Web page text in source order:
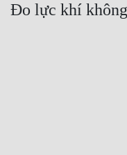
Đo lực khí